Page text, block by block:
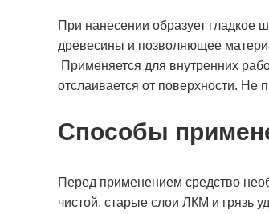
При нанесении образует гладкое
древесины и позволяющее
Применяется для внутренних
отслаивается от поверхности. Не
Способы
Перед применением средство
чистой, старые слои ЛКМ и грязь